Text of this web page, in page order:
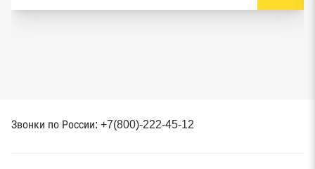
Звонки по России: +7(800)-222-45-12